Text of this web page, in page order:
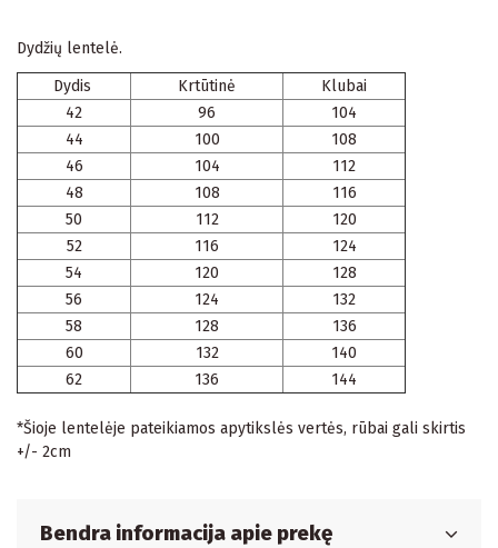
Dydžių lentelė.
Dydis Krtūtinė
Klubai
42
96
104
44
100
108
46
104
112
48
108
116
50
112
120
52
116
124
54
120
128
56
124
132
58
128
136
60
132
140
62
136 144
*Šioje lentelėje pateikiamos apytikslės vertės, rūbai gali skirtis
+/- 2cm
Bendra informacija apie prekę